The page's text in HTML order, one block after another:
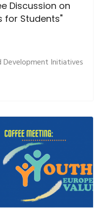
Discussion on
for Students"
Development Initiatives